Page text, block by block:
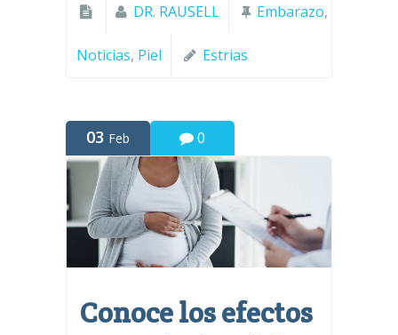
DR. RAUSELL Embarazo,
Noticias, Piel Estrias
03 Feb 0
Conoce los efectos